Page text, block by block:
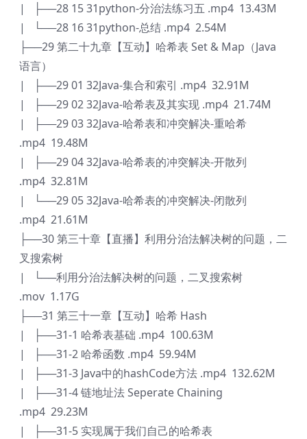
| ├──28 15 31python-分治法练习五 .mp4 13.43M
| └──28 16 31python-总结 .mp4 2.54M
├──29 第二十九章【互动】哈希表 Set & Map（Java
语言）
| ├──29 01 32Java-集合和索引 .mp4 32.91M
| ├──29 02 32Java-哈希表及其实现 .mp4 21.74M
| ├──29 03 32Java-哈希表和冲突解决-重哈希
.mp4 19.48M
| ├──29 04 32Java-哈希表的冲突解决-开散列
.mp4 32.81M
| └──29 05 32Java-哈希表的冲突解决-闭散列
.mp4 21.61M
├──30 第三十章【直播】利用分治法解决树的问题，二
叉搜索树
| └──利用分治法解决树的问题，二叉搜索树
.mov 1.17G
├──31 第三十一章【互动】哈希 Hash
| ├──31-1 哈希表基础 .mp4 100.63M
| ├──31-2 哈希函数 .mp4 59.94M
| ├──31-3 Java中的hashCode方法 .mp4 132.62M
| ├──31-4 链地址法 Seperate Chaining
.mp4 29.23M
| ├──31-5 实现属于我们自己的哈希表